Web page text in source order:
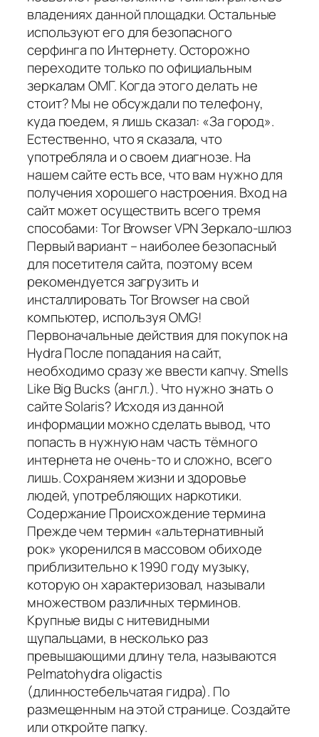
владениях данной площадки. Остальные
используют его для безопасного
серфинга по Интернету. Осторожно
переходите только по официальным
зеркалам ОМГ. Когда этого делать не
стоит? Мы не обсуждали по телефону,
куда поедем, я лишь сказал: «За город».
Естественно, что я сказала, что
употребляла и о своем диагнозе. На
нашем сайте есть все, что вам нужно для
получения хорошего настроения. Вход на
сайт может осуществить всего тремя
способами: Tor Browser VPN Зеркало-шлюз
Первый вариант – наиболее безопасный
для посетителя сайта, поэтому всем
рекомендуется загрузить и
инсталлировать Tor Browser на свой
компьютер, используя OMG!
Первоначальные действия для покупок на
Hydra После попадания на сайт,
необходимо сразу же ввести капчу. Smells
Like Big Bucks (англ.). Что нужно знать о
сайте Solaris? Исходя из данной
информации можно сделать вывод, что
попасть в нужную нам часть тёмного
интернета не очень-то и сложно, всего
лишь. Сохраняем жизни и здоровье
людей, употребляющих наркотики.
Содержание Происхождение термина
Прежде чем термин «альтернативный
рок» укоренился в массовом обиходе
приблизительно к 1990 году музыку,
которую он характеризовал, называли
множеством различных терминов.
Крупные виды с нитевидными
щупальцами, в несколько раз
превышающими длину тела, называются
Pelmatohydra oligactis
(длинностебельчатая гидра). По
размещенным на этой странице. Создайте
или откройте папку.